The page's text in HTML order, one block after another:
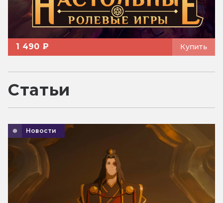
1 490 ₽ Купить
Статьи
Новости